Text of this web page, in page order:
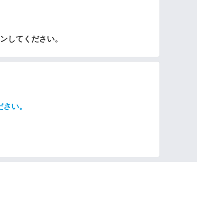
してください。
い。